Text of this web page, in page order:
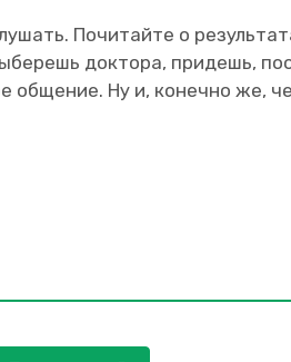
Почитайте о
доктора, придешь,
общение. Ну и, конечно же,